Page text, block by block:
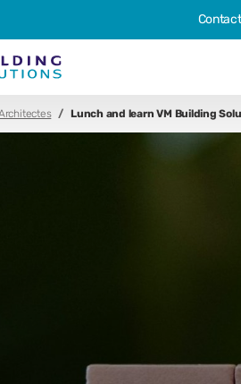
Lunch and learn VM Building